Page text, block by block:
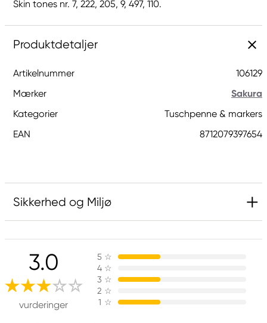
Skin tones nr. 7, 222, 205, 9, 497, 110.
Produktdetaljer
Artikelnummer
106129
Mærker
Sakura
Kategorier
Tuschpenne & markers
EAN
8712079397654
Sikkerhed og Miljø
Ansvarlig EU
Sakura
Royal Talens Netherlands
Sophialaan 46
7311 PD Apeldoorn, Netherlands
3.0
vurderinger
5 ☆
4 ☆
3 ☆
2 ☆
1 ☆